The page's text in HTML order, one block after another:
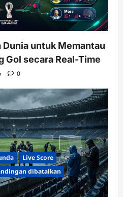
untuk Memantau
Gol secara Real-Time
0
Live Score
dibatalkan